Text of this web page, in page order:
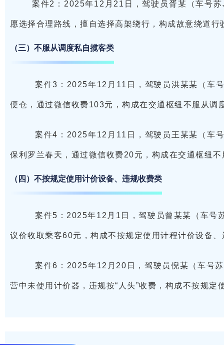
案件2：2025年12月21日，驾驶员胥某（车号
愿选择合理路线，擅自选择高架绕行，构成故意绕道行
（三）不服从调度私自揽客类
案件3：2025年12月11日，驾驶员洪某某（车
便仓，通过微信收费103元，构成在交通枢纽不服从调
案件4：2025年12月11日，驾驶员王某某（车
保利罗兰春天，通过微信收费20元，构成在交通枢纽
（四）不按规定使用计价设备、违规收费类
案件5：2025年12月1日，驾驶员曾某某（车号
议价收取乘客60元，构成不按规定使用计程计价设备、
案件6：2025年12月20日，驾驶员倪某（车号
营中未使用计价器，违规按“人头”收费，构成不按规定